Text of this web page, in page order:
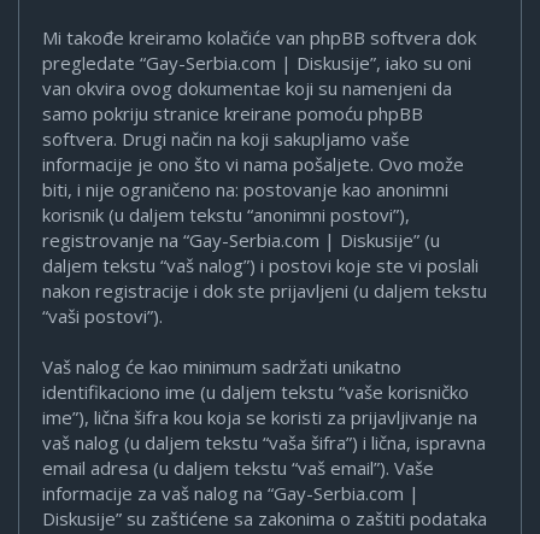
Mi takođe kreiramo kolačiće van phpBB softvera dok
pregledate “Gay-Serbia.com | Diskusije”, iako su oni
van okvira ovog dokumentae koji su namenjeni da
samo pokriju stranice kreirane pomoću phpBB
softvera. Drugi način na koji sakupljamo vaše
informacije je ono što vi nama pošaljete. Ovo može
biti, i nije ograničeno na: postovanje kao anonimni
korisnik (u daljem tekstu “anonimni postovi”),
registrovanje na “Gay-Serbia.com | Diskusije” (u
daljem tekstu “vaš nalog”) i postovi koje ste vi poslali
nakon registracije i dok ste prijavljeni (u daljem tekstu
“vaši postovi”).
Vaš nalog će kao minimum sadržati unikatno
identifikaciono ime (u daljem tekstu “vaše korisničko
ime”), lična šifra kou koja se koristi za prijavljivanje na
vaš nalog (u daljem tekstu “vaša šifra”) i lična, ispravna
email adresa (u daljem tekstu “vaš email”). Vaše
informacije za vaš nalog na “Gay-Serbia.com |
Diskusije” su zaštićene sa zakonima o zaštiti podataka